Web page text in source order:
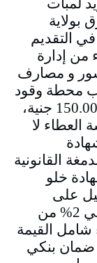
بولاية
التقديم
من إدارة
و مصارف
بالثورة الحارة 20 غرب محطة وقود
النيل شارع الوادي بعد سداد مبلغ 150.000 جنية،
لا
إرفاق شهادة
من المسجل التجاري 2 /الدمغة القانونية
ذمة من الزكاة 4/ شهادة خلو
تسجيل على
القيمة المضافة 6/ إرفاق تامين مبدئي 2% من
شامل القيمة
بنكي